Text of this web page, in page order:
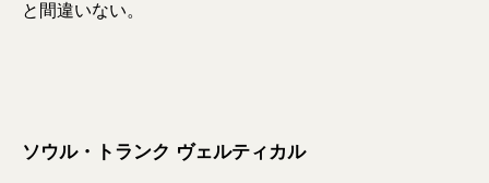
と間違いない。
ソウル・トランク ヴェルティカル